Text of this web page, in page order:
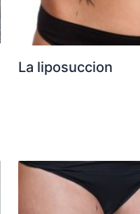
La liposuccion